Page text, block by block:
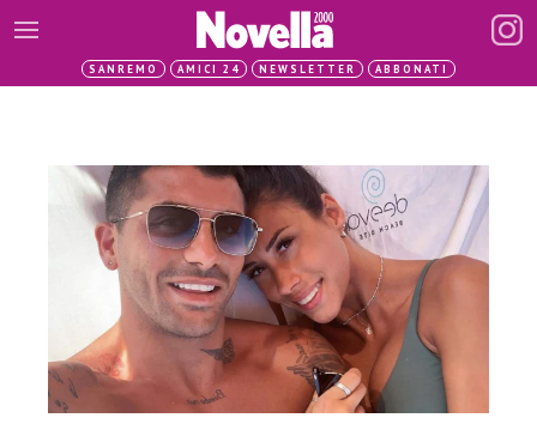
SANREMO AMICI 24 NEWSLETTER ABBONATI